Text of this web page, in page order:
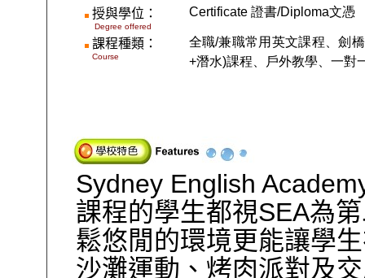
授與學位：
Degree offered
Certificate 證書/Diploma文憑
課程種類：
Course
全職/兼職常用英文課程、劍
+潛水)課程、戶外教學、一對
Sydney English
課程的學生都視SEA為
鬆悠閒的環境更能讓學
沙灘運動、烤肉派對及